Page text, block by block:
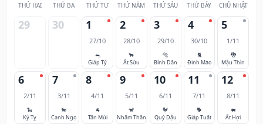
THỨ HAI THỨ BA THỨ TƯ THỨ NĂM THỨ SÁU THỨ BẢY CHỦ NHẬT
29 30 1
27/10
🐀
Giáp Tý
2
28/10
🐂
Ất Sửu
3
29/10
🐅
Bính Dần
4
30/10
🐈
Đinh Mão
5
1/11
🐉
Mậu Thìn
6
2/11
🐍
Kỷ Tỵ
7
3/11
🐎
Canh Ngọ
8
4/11
🐐
Tân Mùi
9
5/11
🐒
Nhâm Thân
10
6/11
🐓
Quý Dậu
11
7/11
🐕
Giáp Tuất
12
8/11
🐖
Ất Hợi